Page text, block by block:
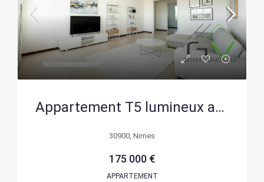
Appartement T5 lumineux avec vue dégagée à Nîmes – Dernier étage avec balcon
30900, Nimes
175 000 €
APPARTEMENT